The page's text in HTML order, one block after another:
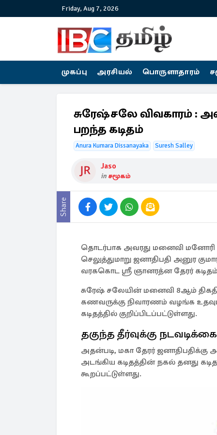
Friday, Aug 7, 2026
முகப்பு அரசியல் பொருளாதாரம்
சுரேஷ்சலே விவகாரம் :
பறந்த கடிதம்
Anura Kumara Dissanayaka Suresh Salley
Jaso
in சமூகம்
Share
தொடர்பாக அவரது மனைவி மனோரி
செலுத்துமாறு ஜனாதிபதி அனுர
வரககொட ஸ்ரீ ஞானரத்ன தேரர் கடிதம்
சுரேஷ் சலேயின் மனைவி 8ஆம்
கணவருக்கு நிவாரணம் வழங்க
கடிதத்தில் குறிப்பிடப்பட்டுள்ளது.
தகுந்த தீர்வுக்கு
அதன்படி, மகா தேரர்
அடங்கிய கடிதத்தின் நகல் தனது
கூறப்பட்டுள்ளது.